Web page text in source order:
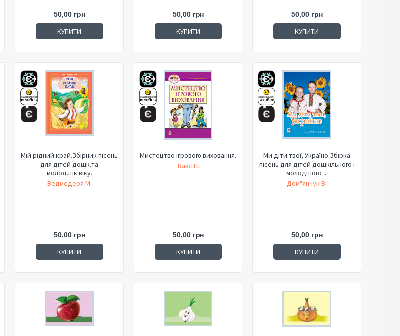
50,00 грн
КУПИТИ
50,00 грн
КУПИТИ
50,00 грн
КУПИТИ
Мій рідний край.Збірник пісень
для дітей дошк.та
молод.шк.віку.
Ведмедеря М.
50,00 грн
КУПИТИ
Мистецтво ігрового виховання.
Вакс П.
50,00 грн
КУПИТИ
Ми діти твої, Україно.Збірка
пісень для дітей дошкільного і
молодшого ...
Дем"янчук В.
50,00 грн
КУПИТИ